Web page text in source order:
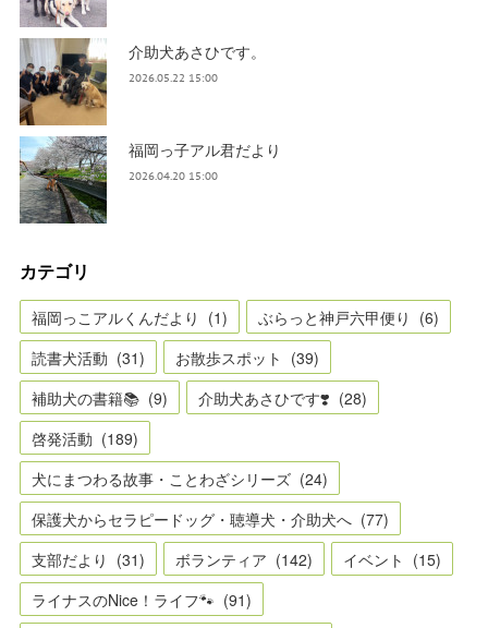
介助犬あさひです。
2026.05.22 15:00
福岡っ子アル君だより
2026.04.20 15:00
カテゴリ
福岡っこアルくんだより (1) ぶらっと神戸六甲便り (6)
読書犬活動 (31) お散歩スポット (39)
補助犬の書籍📚 (9) 介助犬あさひです❣️ (28)
啓発活動 (189)
犬にまつわる故事・ことわざシリーズ (24)
保護犬からセラピードッグ・聴導犬・介助犬へ (77)
支部だより (31) ボランティア (142) イベント (15)
ライナスのNice！ライフ🐾 (91)